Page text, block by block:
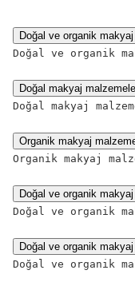
Doğal ve organik
Doğal ve organik
Doğal makyaj
Doğal makyaj
Organik makyaj
Organik makyaj
Doğal ve organik makyaj
Doğal ve organik
Doğal ve organik
Doğal ve organik